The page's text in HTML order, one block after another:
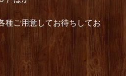
種ご用意してお待ちしてお